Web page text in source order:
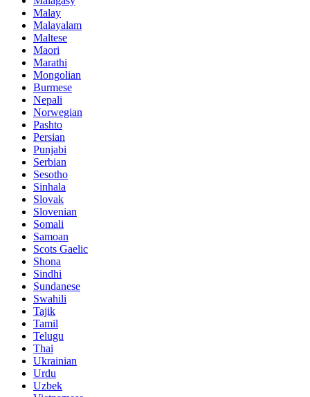
Malay
Malayalam
Maltese
Maori
Marathi
Mongolian
Burmese
Nepali
Norwegian
Pashto
Persian
Punjabi
Serbian
Sesotho
Sinhala
Slovak
Slovenian
Somali
Samoan
Scots Gaelic
Shona
Sindhi
Sundanese
Swahili
Tajik
Tamil
Telugu
Thai
Ukrainian
Urdu
Uzbek